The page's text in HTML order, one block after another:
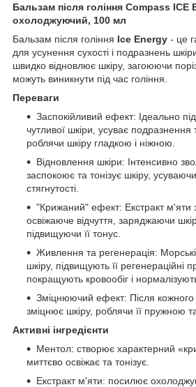
Бальзам після гоління Compass ICE
охолоджуючий, 100 мл
Бальзам після гоління Ice Energy - це
для усунення сухості і подразнень
швидко відновлює шкіру, загоюючи
можуть виникнути під час гоління.
Переваги
Заспокійливий ефект: Ідеально
чутливої шкіри, усуває подразнення
роблячи шкіру гладкою і ніжною.
Відновлення шкіри: Інтенсивно
заспокоює та тонізує шкіру, усуваючи
стягнутості.
"Крижаний" ефект: Екстракт м'яти
освіжаюче відчуття, заряджаючи
підвищуючи її тонус.
Живлення та регенерація:
шкіру, підвищують її регенераційні
покращують кровообіг і
Зміцнюючий ефект: Після кожного
зміцнює шкіру, роблячи її пружною
Активні інгредієнти
Ментол: створює характерний
миттєво освіжає та тонізує.
Екстракт м'яти: посилює